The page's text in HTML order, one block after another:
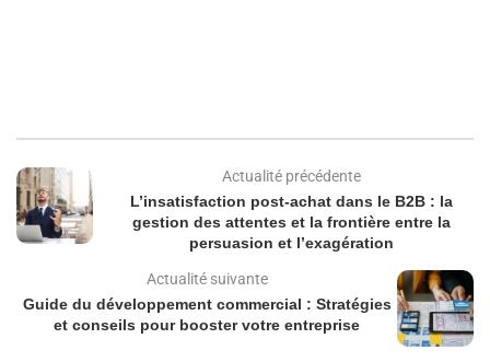
Actualité précédente
L’insatisfaction post-achat dans le B2B : la
gestion des attentes et la frontière entre la
persuasion et l’exagération
Actualité suivante
Guide du développement commercial : Stratégies
et conseils pour booster votre entreprise